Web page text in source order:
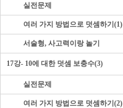
실전문제
여러 가지 방법으로 덧셈하기(1)
서술형, 사고력이랑 놀기
17강- 10에 대한 덧셈 보충수(3)
실전문제
여러 가지 방법으로 덧셈하기(2)